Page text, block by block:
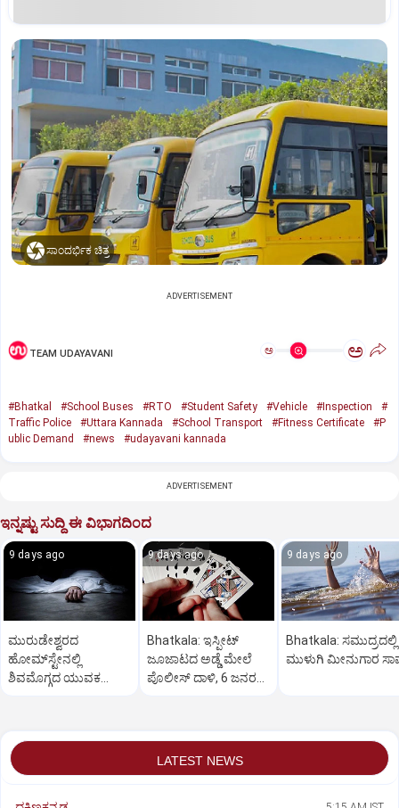
ಸಾಂದರ್ಭಿಕ ಚಿತ್ರ
ADVERTISEMENT
TEAM UDAYAVANI ಅ ಅ
#Bhatkal #School Buses #RTO #Student Safety #Vehicle #Inspection
#
Traffic Police
#Uttara Kannada #School Transport #Fitness Certificate
#P
ublic Demand
#news #udayavani kannada
ADVERTISEMENT
ಇನ್ನಷ್ಟು ಸುದ್ದಿ ಈ ವಿಭಾಗದಿಂದ
9 days ago
ಮುರುಡೇಶ್ವರದ
ಹೋಮ್‌ಸ್ಟೇನಲ್ಲಿ
ಶಿವಮೊಗ್ಗದ ಯುವಕ
9 days ago
Bhatkala: ಇಸ್ಪೀಟ್
ಜೂಜಾಟದ ಅಡ್ಡೆ ಮೇಲೆ
ಪೊಲೀಸ್ ದಾಳಿ, 6 ಜನರ
9 days ago
Bhatkala: ಸಮುದ್ರದಲ್ಲಿ
ಮುಳುಗಿ ಮೀನುಗಾರ
LATEST NEWS